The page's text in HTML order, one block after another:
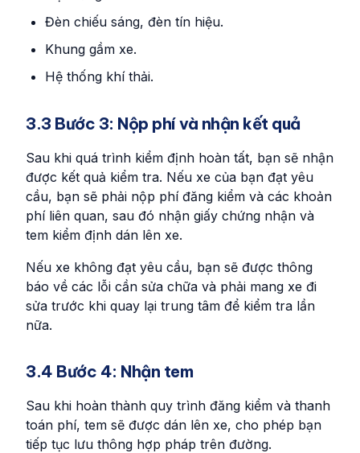
Đèn chiếu sáng, đèn tín hiệu.
Khung gầm xe.
Hệ thống khí thải.
3.3 Bước 3: Nộp phí và nhận kết quả
Sau khi quá trình kiểm định hoàn tất, bạn sẽ nhận
được kết quả kiểm tra. Nếu xe của bạn đạt yêu
cầu, bạn sẽ phải nộp phí đăng kiểm và các khoản
phí liên quan, sau đó nhận giấy chứng nhận và
tem kiểm định dán lên xe.
Nếu xe không đạt yêu cầu, bạn sẽ được thông
báo về các lỗi cần sửa chữa và phải mang xe đi
sửa trước khi quay lại trung tâm để kiểm tra lần
nữa.
3.4 Bước 4: Nhận tem
Sau khi hoàn thành quy trình đăng kiểm và thanh
toán phí, tem sẽ được dán lên xe, cho phép bạn
tiếp tục lưu thông hợp pháp trên đường.